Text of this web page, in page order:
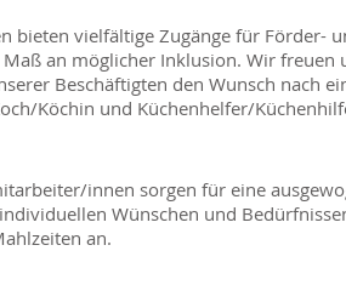
bieten vielfältige Zugänge für Förder-
an möglicher Inklusion. Wir freuen
Beschäftigten den Wunsch nach
Köchin und Küchenhelfer/
innen sorgen für eine
Wünschen und
an.